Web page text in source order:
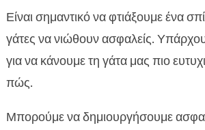
Είναι σημαντικό να φτιάξουμε ένα
γάτες να νιώθουν ασφαλείς.
για να κάνουμε τη γάτα μας πιο
πώς.
Μπορούμε να δημιουργήσουμε